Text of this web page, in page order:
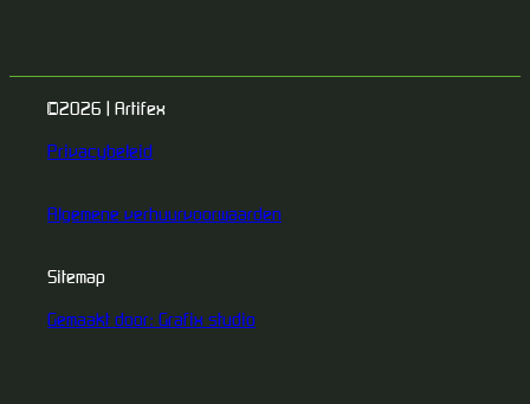
©2026 | Artifex
Privacybeleid
Algemene verhuurvoorwaarden
Sitemap
Gemaakt door: Grafix studio